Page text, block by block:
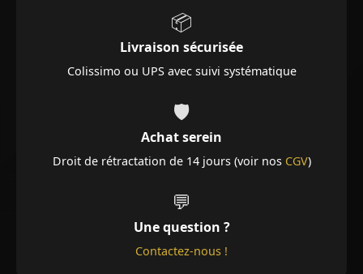
📦
Livraison sécurisée
Colissimo ou UPS avec suivi systématique
🛡️
Achat serein
Droit de rétractation de 14 jours (voir nos CGV)
💬
Une question ?
Contactez-nous !